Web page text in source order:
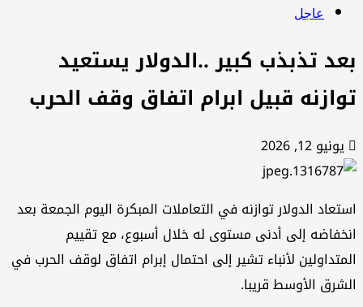
عاجل
تذبذب كبير ..الدولار يستعيد
قبيل ابرام اتفاق وقف الحرب
يونيو 12, 2026
الدولار توازنه في التعاملات المبكرة اليوم الجمعة بعد
إلى أدنى مستوى له خلال أسبوع، مع تقييم
لأنباء تشير ​إلى احتمال إبرام اتفاق لوقف الحرب في
الأوسط قريبا.